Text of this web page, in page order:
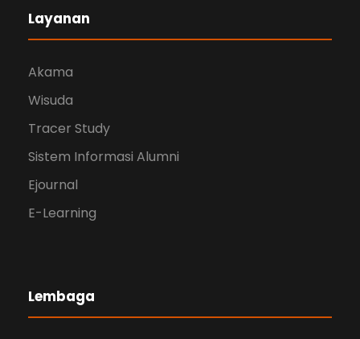
Layanan
Akama
Wisuda
Tracer Study
Sistem Informasi Alumni
Ejournal
E-Learning
Lembaga